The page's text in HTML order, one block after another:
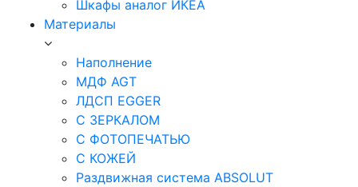
Шкафы аналог ИКЕА
Материалы
Наполнение
МДФ AGT
ЛДСП EGGER
С ЗЕРКАЛОМ
С ФОТОПЕЧАТЬЮ
С КОЖЕЙ
Раздвижная система ABSOLUT